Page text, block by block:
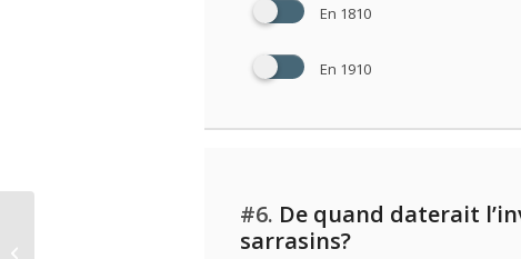
En 1810
En 1910
#6. De quand daterait
sarrasins?